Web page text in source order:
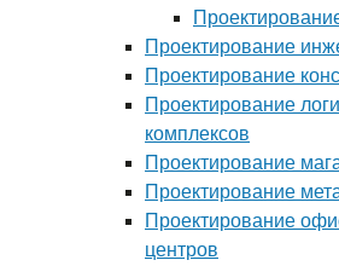
Проектирование
Проектирование
Проектирование
комплексов
Проектирование
Проектирование
Проектирование
центров